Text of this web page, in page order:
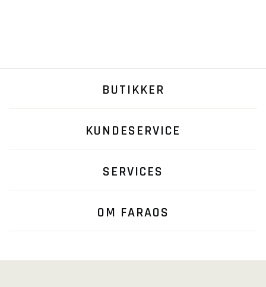
BUTIKKER
KUNDESERVICE
SERVICES
OM FARAOS